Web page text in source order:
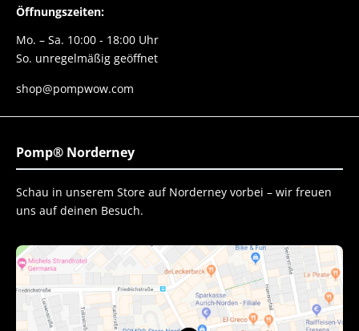
Öffnungszeiten:
Mo. – Sa. 10:00 - 18:00 Uhr
So. unregelmäßig geöffnet
shop@pompwow.com
Pomp® Norderney
Schau in unserem Store auf Norderney vorbei – wir freuen
uns auf deinen Besuch.